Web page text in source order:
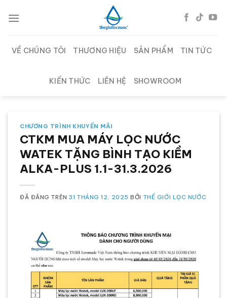
đến
dung
VỀ CHÚNG TÔI THƯƠNG HIỆU SẢN PHẨM TIN TỨC
KIẾN THỨC LIÊN HỆ SHOWROOM
CHƯƠNG TRÌNH KHUYẾN MÃI
CTKM MUA MÁY LỌC NƯỚC
WATEK TẶNG BÌNH TẠO KIỀM
ALKA-PLUS 1.1-31.3.2026
ĐÃ ĐĂNG TRÊN31 THÁNG 12, 2025 BỞI THẾ GIỚI LỌC NƯỚC